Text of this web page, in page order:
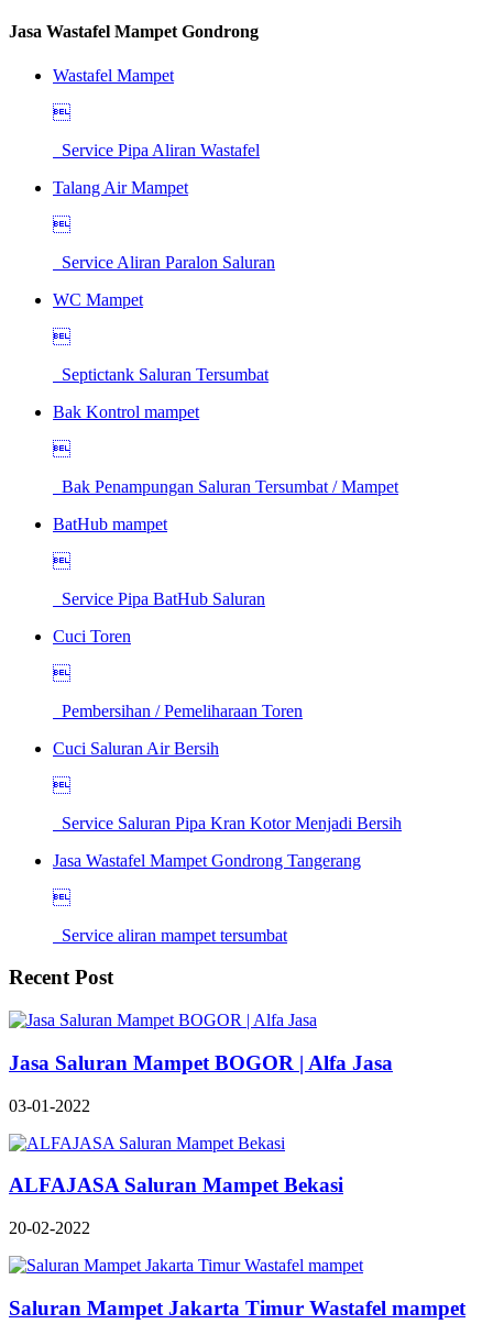
Jasa Wastafel Mampet Gondrong
Wastafel Mampet

Service Pipa Aliran Wastafel
Talang Air Mampet

Service Aliran Paralon Saluran
WC Mampet

Septictank Saluran Tersumbat
Bak Kontrol mampet

Bak Penampungan Saluran Tersumbat / Mampet
BatHub mampet

Service Pipa BatHub Saluran
Cuci Toren

Pembersihan / Pemeliharaan Toren
Cuci Saluran Air Bersih

Service Saluran Pipa Kran Kotor Menjadi Bersih
Jasa Wastafel Mampet Gondrong Tangerang

Service aliran mampet tersumbat
Recent Post
Jasa Saluran Mampet BOGOR | Alfa Jasa
03-01-2022
ALFAJASA Saluran Mampet Bekasi
20-02-2022
Saluran Mampet Jakarta Timur Wastafel mampet